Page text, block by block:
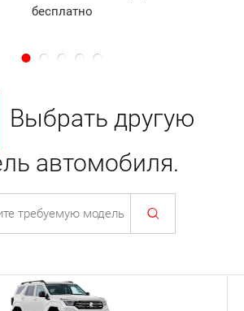
бесплатно
Выбрать другую
автомобиля.